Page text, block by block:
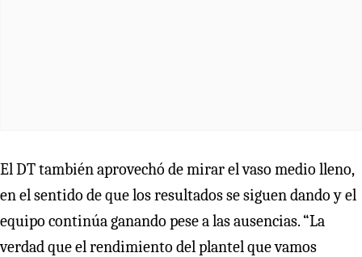
El DT también aprovechó de mirar el vaso medio lleno,
en el sentido de que los resultados se siguen dando y el
equipo continúa ganando pese a las ausencias. “La
verdad que el rendimiento del plantel que vamos